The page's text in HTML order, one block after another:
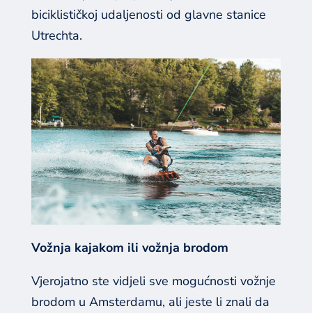
biciklističkoj udaljenosti od glavne stanice
Utrechta.
Vožnja kajakom ili vožnja brodom
Vjerojatno ste vidjeli sve mogućnosti vožnje
brodom u Amsterdamu, ali jeste li znali da